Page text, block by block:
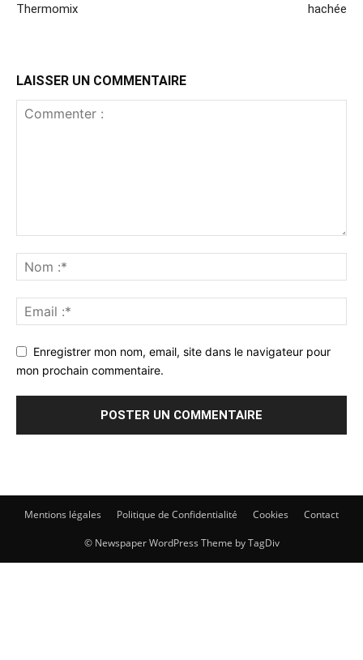
Thermomix
hachée
LAISSER UN COMMENTAIRE
Enregistrer mon nom, email, site dans le navigateur pour
mon prochain commentaire.
Mentions légales Politique de Confidentialité Cookies Contact
© Newspaper WordPress Theme by TagDiv